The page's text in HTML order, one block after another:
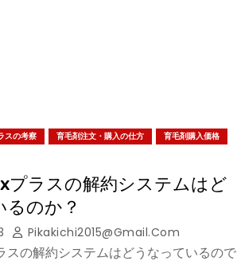
スの考察 育毛剤注文・購入の仕方
育毛剤購入価格
プラスの解約システムはど
るのか？
Pikakichi2015@gmail.com
スの解約システムはどうなっているので